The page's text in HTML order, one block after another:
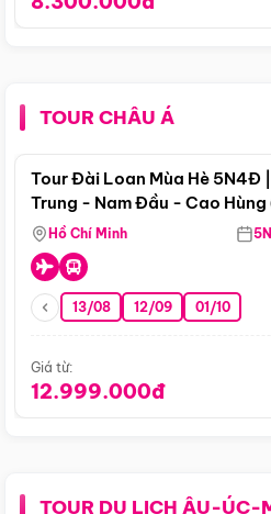
TOUR CHÂU Á
Tour Đài Loan Mùa Hè 5N4Đ
Trung - Nam Đầu - Cao Hùng
Hồ Chí Minh
13/08 12/09 01/10
Giá từ:
12.999.000đ
TOUR DU LỊCH ÂU-ÚC-